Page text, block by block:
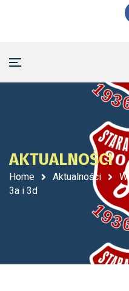
AKTUALNOŚCI
Home Aktualności
3a i 3d